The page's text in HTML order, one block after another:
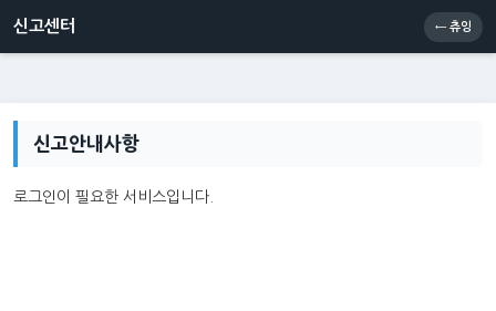
신고센터 메인
신고센터 ← 츄잉
신고안내사항
로그인이 필요한 서비스입니다.